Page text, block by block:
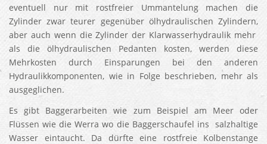
eventuell nur mit rostfreier Ummantelung machen die
Zylinder zwar teurer gegenüber ölhydraulischen Zylindern,
aber auch wenn die Zylinder der Klarwasserhydraulik mehr
als die ölhydraulischen Pedanten kosten, werden diese
Mehrkosten durch Einsparungen bei den anderen
Hydraulikkomponenten, wie in Folge beschrieben, mehr als
ausgeglichen.
Es gibt Baggerarbeiten wie zum Beispiel am Meer oder
Flüssen wie die Werra wo die Baggerschaufel ins salzhaltige
Wasser eintaucht. Da dürfte eine rostfreie Kolbenstange